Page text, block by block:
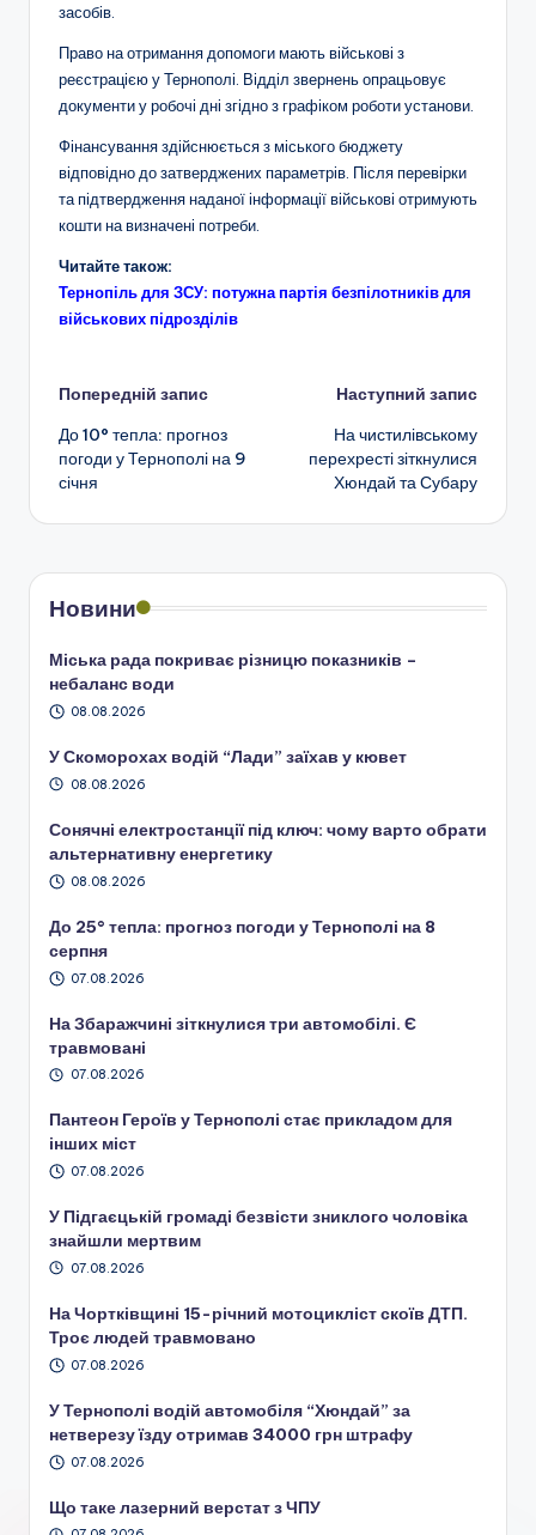
засобів.
Право на отримання допомоги мають військові з
реєстрацією у Тернополі. Відділ звернень опрацьовує
документи у робочі дні згідно з графіком роботи установи.
Фінансування здійснюється з міського бюджету
відповідно до затверджених параметрів. Після перевірки
та підтвердження наданої інформації військові отримують
кошти на визначені потреби.
Читайте також:
Тернопіль для ЗСУ: потужна партія безпілотників для
військових підрозділів
Навігація
по
запису
Попередній запис
До 10° тепла: прогноз
погоди у Тернополі на 9
січня
Наступний запис
На чистилівському
перехресті зіткнулися
Хюндай та Субару
Новини
Міська рада покриває різницю показників –
небаланс води
08.08.2026
У Скоморохах водій “Лади” заїхав у кювет
08.08.2026
Сонячні електростанції під ключ: чому варто обрати
альтернативну енергетику
08.08.2026
До 25° тепла: прогноз погоди у Тернополі на 8
серпня
07.08.2026
На Збаражчині зіткнулися три автомобілі. Є
травмовані
07.08.2026
Пантеон Героїв у Тернополі стає прикладом для
інших міст
07.08.2026
У Підгаєцькій громаді безвісти зниклого чоловіка
знайшли мертвим
07.08.2026
На Чортківщині 15-річний мотоцикліст скоїв ДТП.
Троє людей травмовано
07.08.2026
У Тернополі водій автомобіля “Хюндай” за
нетверезу їзду отримав 34000 грн штрафу
07.08.2026
Що таке лазерний верстат з ЧПУ